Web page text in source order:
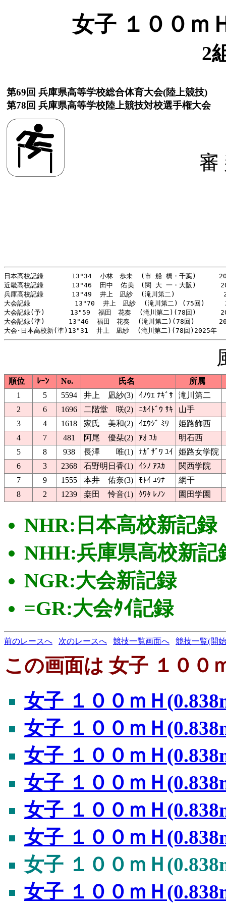
女子 １００ｍ
2
第69回 兵庫県高等学校総合体育大会(陸上競技)
第78回 兵庫県高等学校陸上競技対校選手権大会
日本高校記録       13"34  小林　歩未  (市 船 橋・千葉)　
近畿高校記録       13"46  田中  佑美　(関 大 一・大阪)
兵庫高校記録       13"49  井上　凪紗  (滝川第二)
大会記録           13"70  井上　凪紗  (滝川第二) (75回)
大会記録(予)　　   13"59  福田　花奏  (滝川第二)(78回)
大会記録(準)　　　 13"46  福田　花奏  (滝川第二)(78回)
順位 ﾚｰﾝ No. 氏名
所属
1
5 5594 井上 凪紗(3) ｲﾉｳｴ ﾅｷﾞｻ
滝川第二
2
6 1696 二階堂 咲(2) ﾆｶｲﾄﾞｳ ｻｷ
山手
3
4 1618 家氏 美和(2) ｲｴｳｼﾞ ﾐﾜ
姫路飾西
4
7 481 阿尾 優栞(2) ｱｵ ﾕｶ
明石西
5
8 938 長澤 唯(1) ﾅｶﾞｻﾞﾜ ﾕｲ
姫路女学院
6
3 2368 石野明日香(1) ｲｼﾉ ｱｽｶ
関西学院
7
9 1555 本井 佑奈(3) ﾓﾄｲ ﾕｳﾅ
網干
8
2 1239 桒田 怜音(1) ｸﾜﾀ ﾚﾉﾝ 園田学園
NHR:日本高校新記録
NHH:兵庫県高校新記
NGR:大会新記録
=GR:大会ﾀｲ記録
前のレースへ 次のレースへ 競技一覧画面へ 競技一覧(開
この画面は 女子 １００
女子 １００ｍＨ
女子 １００ｍＨ
女子 １００ｍＨ
女子 １００ｍＨ
女子 １００ｍＨ
女子 １００ｍＨ
女子 １００ｍＨ
女子 １００ｍＨ